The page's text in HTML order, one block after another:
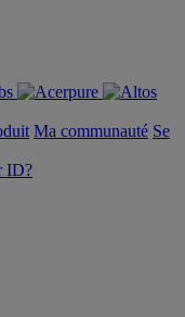
Ma communauté Se
ID?